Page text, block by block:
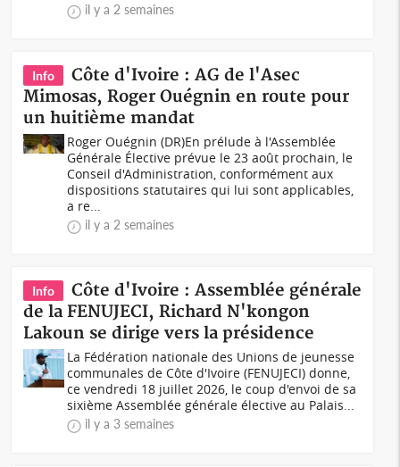
il y a 2 semaines
Info
Côte d'Ivoire : AG de l'Asec
Mimosas, Roger Ouégnin en route pour
un huitième mandat
Roger Ouégnin (DR)En prélude à l'Assemblée
Générale Élective prévue le 23 août prochain, le
Conseil d'Administration, conformément aux
dispositions statutaires qui lui sont applicables,
a re...
il y a 2 semaines
Info
Côte d'Ivoire : Assemblée générale
de la FENUJECI, Richard N'kongon
Lakoun se dirige vers la présidence
La Fédération nationale des Unions de jeunesse
communales de Côte d'Ivoire (FENUJECI) donne,
ce vendredi 18 juillet 2026, le coup d'envoi de sa
sixième Assemblée générale élective au Palais...
il y a 3 semaines